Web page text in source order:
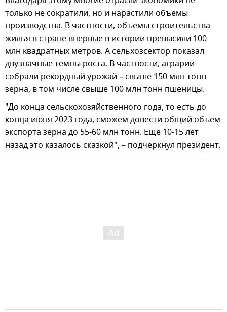
только не сократили, но и нарастили объемы
производства. В частности, объемы строительства
жилья в стране впервые в истории превысили 100
млн квадратных метров. А сельхозсектор показал
двузначные темпы роста. В частности, аграрии
собрали рекордный урожай – свыше 150 млн тонн
зерна, в том числе свыше 100 млн тонн пшеницы.
"До конца сельскохозяйственного года, то есть до
конца июня 2023 года, сможем довести общий объем
экспорта зерна до 55-60 млн тонн. Еще 10-15 лет
назад это казалось сказкой", – подчеркнул президент.